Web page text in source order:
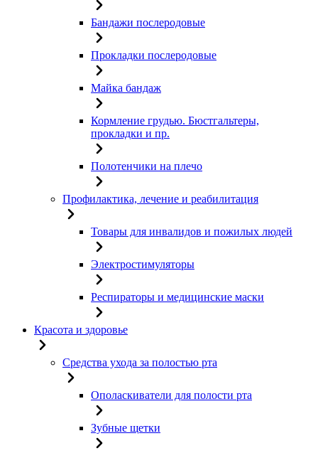
Бандажи послеродовые
Прокладки послеродовые
Майка бандаж
Кормление грудью. Бюстгальтеры,
прокладки и пр.
Полотенчики на плечо
Профилактика, лечение и реабилитация
Товары для инвалидов и пожилых людей
Электростимуляторы
Респираторы и медицинские маски
Красота и здоровье
Средства ухода за полостью рта
Ополаскиватели для полости рта
Зубные щетки